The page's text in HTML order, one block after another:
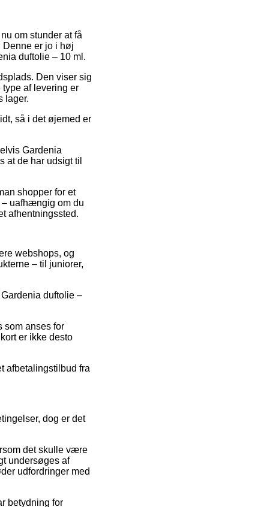
om stunder at få
Denne er jo i høj
duftolie – 10 ml.
Den viser sig
af levering er
lager.
så i det øjemed er
Gardenia
at de har udsigt til
shopper for et
uafhængig om du
afhentningssted.
webshops, og
– til juniorer,
duftolie –
som anses for
er ikke desto
afbetalingstilbud fra
dog er det
det skulle være
undersøges af
udfordringer med
betydning for